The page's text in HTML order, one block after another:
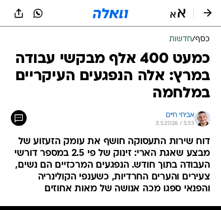
כסף/חדשות
כמעט 400 אלף מבקשי עבודה
במרץ: אלה הנפגעים העיקריים
במלחמה
אביחי חיים
3.5.2026 / 5:33
דוח שירות התעסוקה חושף את עומק הזעזוע של
מבצע שאגת הארי: זינוק של פי 2.5 במספר דורשי
העבודה בתוך חודש. הנפגעים המרכזיים הם נשים,
צעירים והערים החרדיות, כשענפי הקולינריה
והפנאי ספגו מכה אנושה של מאות אחוזים